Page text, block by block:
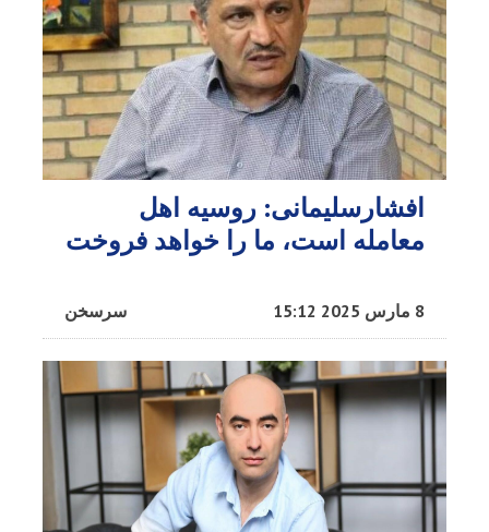
افشار‌سلیمانی: روسیه اهل
معامله است، ما را خواهد فروخت
سرسخن 8 مارس 2025 15:12